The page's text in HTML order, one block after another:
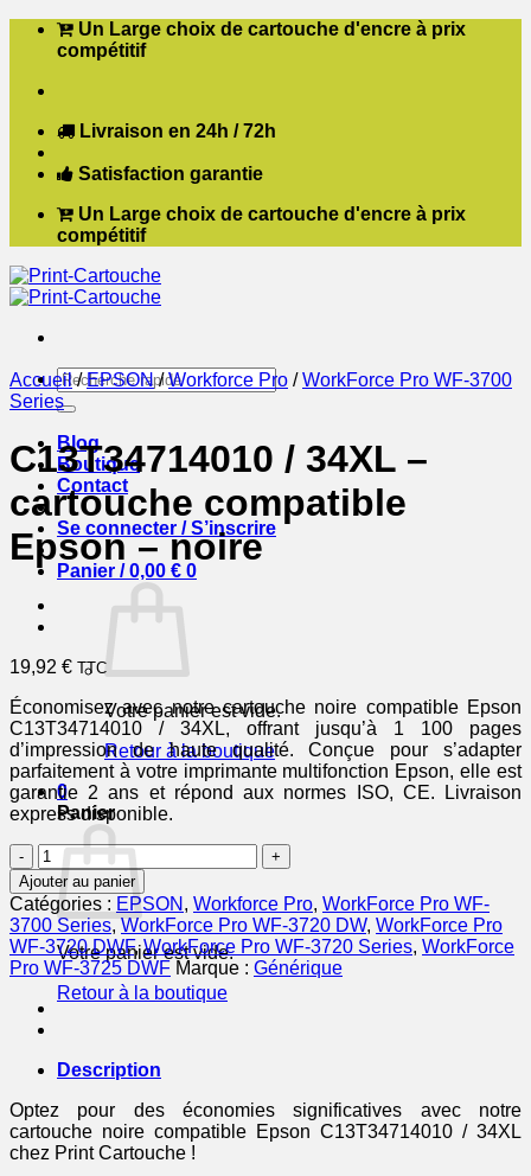
Passer Un Large choix de cartouche d'encre à prix
compétitif
Livraison en 24h / 72h
Satisfaction garantie
Un Large choix de cartouche d'encre à prix
compétitif
Recherche
pour :
Blog
Boutique
Contact
Se connecter / S’inscrire
Panier /0,00 € 0
Votre panier est vide.
Retour à la boutique
0
Panier
Votre panier est vide.
Retour à la boutique
Accueil / EPSON / Workforce Pro / WorkForce Pro WF-3700
Series
C13T34714010 / 34XL –
cartouche compatible
Epson – noire
19,92 € TTC
Économisez avec notre cartouche noire compatible Epson
C13T34714010 / 34XL, offrant jusqu’à 1 100 pages
d’impression de haute qualité. Conçue pour s’adapter
parfaitement à votre imprimante multifonction Epson, elle est
garantie 2 ans et répond aux normes ISO, CE. Livraison
express disponible.
quantité
de
C13T34714010
/
34XL
-
cartouche
compatible
Epson
noire
Ajouter au panier
Catégories : EPSON , Workforce Pro, WorkForce Pro WF-
3700 Series,WorkForce Pro WF-3720 DW, WorkForce Pro
WF-3720 DWF,WorkForce Pro WF-3720 Series, WorkForce
Pro WF-3725 DWF Marque : Générique
Description
Optez pour des économies significatives avec notre
cartouche noire compatible Epson C13T34714010 / 34XL
chez Print Cartouche !